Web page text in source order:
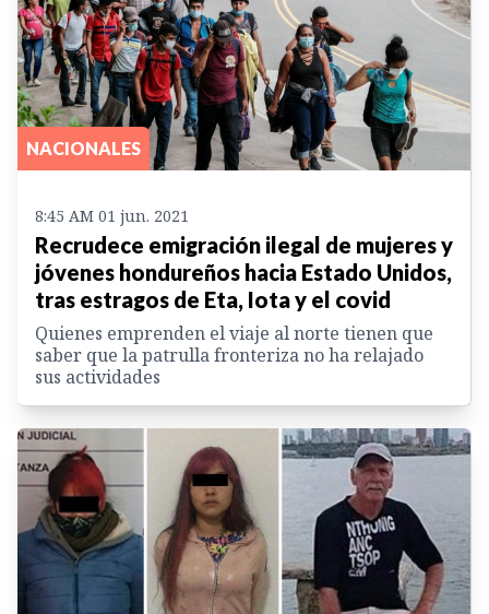
NACIONALES
8:45 AM 01 jun. 2021
Recrudece emigración ilegal de mujeres y
jóvenes hondureños hacia Estado Unidos,
tras estragos de Eta, Iota y el covid
Quienes emprenden el viaje al norte tienen que
saber que la patrulla fronteriza no ha relajado
sus actividades